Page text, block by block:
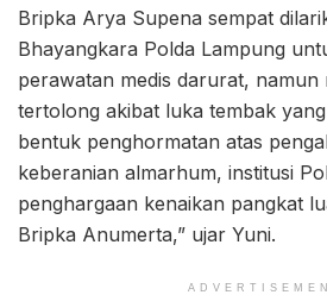
Bripka Arya Supena sempat
Bhayangkara Polda Lampung
perawatan medis darurat, namun
tertolong akibat luka tembak yang
bentuk penghormatan atas
keberanian almarhum, institusi
penghargaan kenaikan pangkat
Bripka Anumerta,” ujar Yuni.